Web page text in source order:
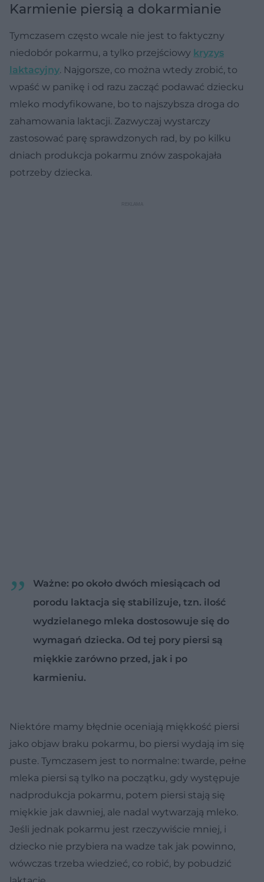
Karmienie piersią a dokarmianie
Tymczasem często wcale nie jest to faktyczny
niedobór pokarmu, a tylko przejściowy kryzys
laktacyjny. Najgorsze, co można wtedy zrobić, to
wpaść w panikę i od razu zacząć podawać dziecku
mleko modyfikowane, bo to najszybsza droga do
zahamowania laktacji. Zazwyczaj wystarczy
zastosować parę sprawdzonych rad, by po kilku
dniach produkcja pokarmu znów zaspokajała
potrzeby dziecka.
Ważne: po około dwóch miesiącach od
porodu laktacja się stabilizuje, tzn. ilość
wydzielanego mleka dostosowuje się do
wymagań dziecka. Od tej pory piersi są
miękkie zarówno przed, jak i po
karmieniu.
Niektóre mamy błędnie oceniają miękkość piersi
jako objaw braku pokarmu, bo piersi wydają im się
puste. Tymczasem jest to normalne: twarde, pełne
mleka piersi są tylko na początku, gdy występuje
nadprodukcja pokarmu, potem piersi stają się
miękkie jak dawniej, ale nadal wytwarzają mleko.
Jeśli jednak pokarmu jest rzeczywiście mniej, i
dziecko nie przybiera na wadze tak jak powinno,
wówczas trzeba wiedzieć, co robić, by pobudzić